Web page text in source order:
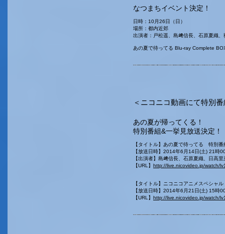
なつまちイベント決定！
日時：10月26日（日）
場所：都内近郊
出演者：戸松遥、島﨑信長、石原夏織
あの夏で待ってる Blu-ray Complete
＜ニコニコ動画にて特別
あの夏が帰ってくる！
特別番組&一挙見放送決定！
【タイトル】あの夏で待ってる 特別
【放送日時】2014年6月14日(土) 21時
【出演者】島﨑信長、石原夏織、日高
【URL】 http://live.nicovideo.jp/watch/
【タイトル】ニコニコアニメスペシャ
【放送日時】2014年6月21日(土) 15時
【URL】 http://live.nicovideo.jp/watch/